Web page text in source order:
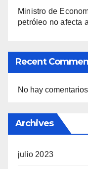
Ministro de
petróleo no afecta
Recent
No hay
Archives
julio 2023